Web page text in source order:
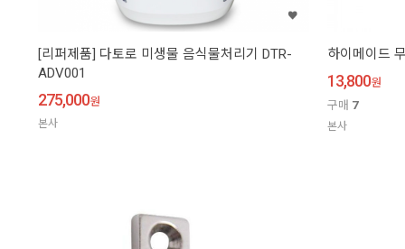
[리퍼제품] 다토로 미생물 음식물처리기 DTR-
ADV001
275,000원
본사
하이메이드
13,800원
구매 7
본사